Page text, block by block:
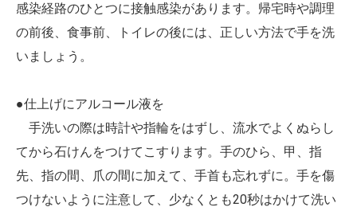
感染経路のひとつに接触感染があります。帰宅時や調理
の前後、食事前、トイレの後には、正しい方法で手を洗
いましょう。
●仕上げにアルコール液を
手洗いの際は時計や指輪をはずし、流水でよくぬらし
てから石けんをつけてこすります。手のひら、甲、指
先、指の間、爪の間に加えて、手首も忘れずに。手を傷
つけないように注意して、少なくとも20秒はかけて洗い